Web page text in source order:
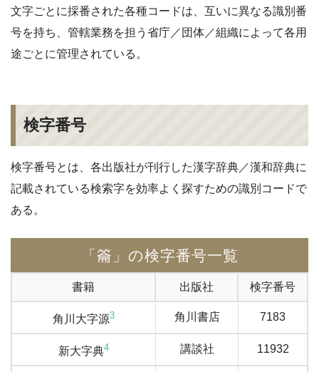
文字ごとに採番された各種コードは、互いに異なる識別番
号を持ち、管轄業務を担う省庁／団体／組織によって各用
途ごとに管理されている。
検字番号
検字番号とは、各出版社が刊行した漢字辞典／漢和辞典に
記載されている検索字を効率よく探すための識別コードで
ある。
「籥」の検字番号一覧
書籍 出版社 検字番号
角川大字源3 角川書店 7183
新大字典4 講談社 11932